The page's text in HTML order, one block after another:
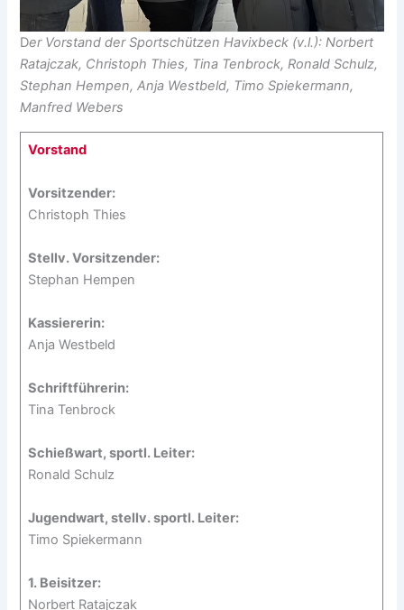
Der Vorstand der Sportschützen Havixbeck (v.l.): Norbert
Ratajczak, Christoph Thies, Tina Tenbrock, Ronald Schulz,
Stephan Hempen, Anja Westbeld, Timo Spiekermann,
Manfred Webers
Vorstand
Vorsitzender:
Christoph Thies
Stellv. Vorsitzender:
Stephan Hempen
Kassiererin:
Anja Westbeld
Schriftführerin:
Tina Tenbrock
Schießwart, sportl. Leiter:
Ronald Schulz
Jugendwart, stellv. sportl. Leiter:
Timo Spiekermann
1. Beisitzer:
Norbert Ratajczak